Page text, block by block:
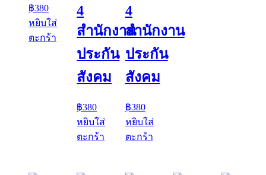
฿380
หยิบใส่
ตะกร้า
4
สำนักงาน
ประกัน
สังคม
฿380
หยิบใส่
ตะกร้า
4
สำนักงาน
ประกัน
สังคม
฿380
หยิบใส่
ตะกร้า